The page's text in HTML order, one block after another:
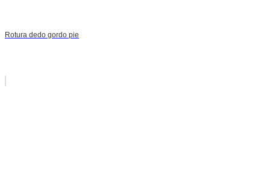
Rotura dedo gordo pie